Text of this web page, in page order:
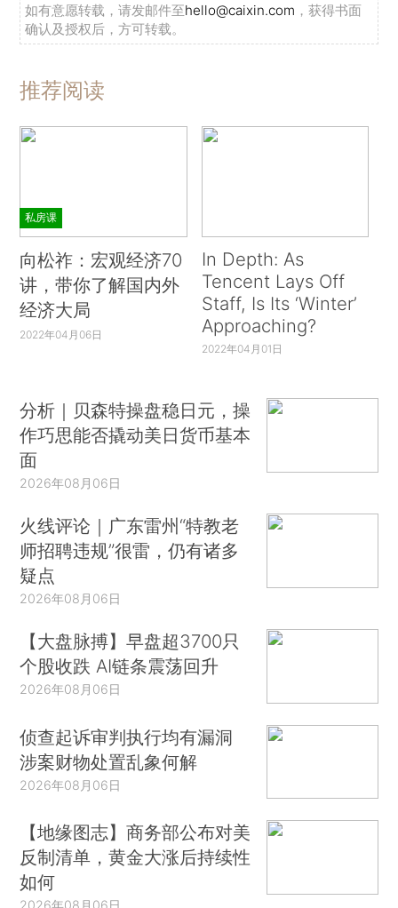
如有意愿转载，请发邮件至hello@caixin.com ，获得书面
确认及授权后，方可转载。
推荐阅读
私房课
向松祚：宏观经济70
讲，带你了解国内外
经济大局
2022年04月06日
In Depth: As
Tencent Lays Off
Staff, Is Its ‘Winter’
Approaching?
2022年04月01日
分析｜贝森特操盘稳日元，操
作巧思能否撬动美日货币基本
面
2026年08月06日
火线评论｜广东雷州“特教老
师招聘违规”很雷，仍有诸多
疑点
2026年08月06日
【大盘脉搏】早盘超3700只
个股收跌 AI链条震荡回升
2026年08月06日
侦查起诉审判执行均有漏洞
涉案财物处置乱象何解
2026年08月06日
【地缘图志】商务部公布对美
反制清单，黄金大涨后持续性
如何